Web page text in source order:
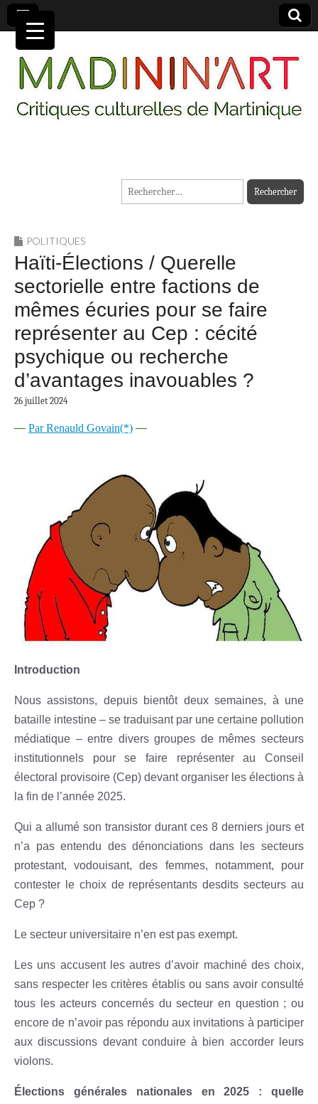
MADININ'ART
Rechercher :
POLITIQUES
Haïti-Élections / Querelle
sectorielle entre factions de
mêmes écuries pour se faire
représenter au Cep : cécité
psychique ou recherche
d’avantages inavouables ?
26 juillet 2024
— Par Renauld Govain(*) —
Introduction
Nous assistons, depuis bientôt deux semaines, à une
bataille intestine – se traduisant par une certaine pollution
médiatique – entre divers groupes de mêmes secteurs
institutionnels pour se faire représenter au Conseil
électoral provisoire (Cep) devant organiser les élections à
la fin de l’année 2025.
Qui a allumé son transistor durant ces 8 derniers jours et
n’a pas entendu des dénonciations dans les secteurs
protestant, vodouisant, des femmes, notamment, pour
contester le choix de représentants desdits secteurs au
Cep ?
Le secteur universitaire n’en est pas exempt.
Les uns accusent les autres d’avoir machiné des choix,
sans respecter les critères établis ou sans avoir consulté
tous les acteurs concernés du secteur en question ; ou
encore de n’avoir pas répondu aux invitations à participer
aux discussions devant conduire à bien accorder leurs
violons.
Élections générales nationales en 2025 : quelle